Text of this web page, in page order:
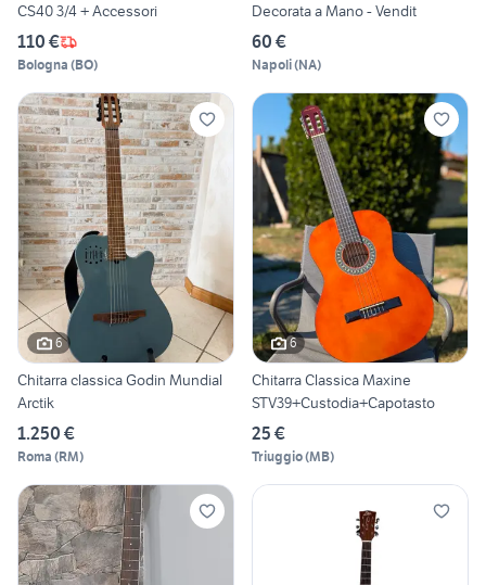
CS40 3/4 + Accessori
110 €
Bologna (BO)
Decorata a Mano - Vendit
60 €
Napoli(NA)
6
Chitarra classica Godin Mundial
Arctik
1.250 €
Roma (RM)
6
Chitarra Classica Maxine
STV39+Custodia+Capotasto
25 €
Triuggio(MB)